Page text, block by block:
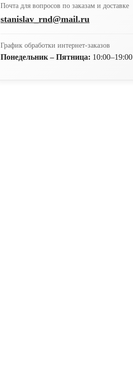
Почта для вопросов по заказам и доставке
stanislav_rnd@mail.ru
График обработки интернет-заказов
Понедельник – Пятница: 10:00–19:00